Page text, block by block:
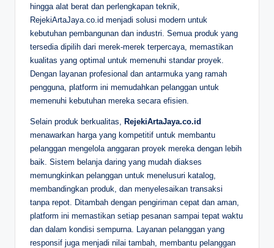
hingga alat berat dan perlengkapan teknik,
RejekiArtaJaya.co.id menjadi solusi modern untuk
kebutuhan pembangunan dan industri. Semua produk yang
tersedia dipilih dari merek-merek terpercaya, memastikan
kualitas yang optimal untuk memenuhi standar proyek.
Dengan layanan profesional dan antarmuka yang ramah
pengguna, platform ini memudahkan pelanggan untuk
memenuhi kebutuhan mereka secara efisien.
Selain produk berkualitas,
RejekiArtaJaya.co.id
menawarkan harga yang kompetitif untuk membantu
pelanggan mengelola anggaran proyek mereka dengan lebih
baik. Sistem belanja daring yang mudah diakses
memungkinkan pelanggan untuk menelusuri katalog,
membandingkan produk, dan menyelesaikan transaksi
tanpa repot. Ditambah dengan pengiriman cepat dan aman,
platform ini memastikan setiap pesanan sampai tepat waktu
dan dalam kondisi sempurna. Layanan pelanggan yang
responsif juga menjadi nilai tambah, membantu pelanggan